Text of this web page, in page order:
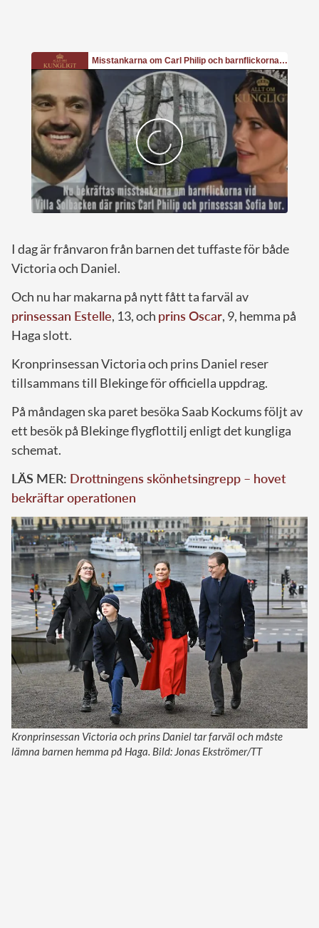
I dag är frånvaron från barnen det tuffaste för både
Victoria och Daniel.
Och nu har makarna på nytt fått ta farväl av
prinsessan Estelle, 13, och prins Oscar, 9, hemma på
Haga slott.
Kronprinsessan Victoria och prins Daniel reser
tillsammans till Blekinge för officiella uppdrag.
På måndagen ska paret besöka Saab Kockums följt av
ett besök på Blekinge flygflottilj enligt det kungliga
schemat.
LÄS MER: Drottningens skönhetsingrepp – hovet
bekräftar operationen
Kronprinsessan Victoria och prins Daniel tar farväl och måste
lämna barnen hemma på Haga. Bild: Jonas Ekströmer/TT